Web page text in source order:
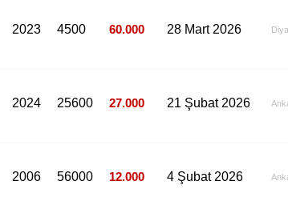
2023 4500 60.000 28 Mart 2026
2024 25600 27.000 21 Şubat 2026
2006 56000 12.000 4 Şubat 2026